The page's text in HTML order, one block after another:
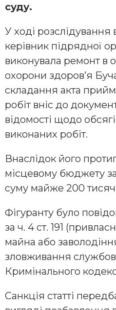
суду.
У ході
керівник підрядної
виконувала ремонт в
охорони здоров’я
складання акта
робіт вніс до
відомості щодо
виконаних робіт.
Внаслідок його
місцевому бюджету
суму майже 200 тисяч
Фігуранту було
за ч. 4 ст. 191
майна або
зловживання
Кримінального
Санкція статті